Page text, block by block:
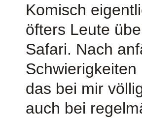
Komisch
öfters Leute
Safari. Nach
das bei mir
auch bei